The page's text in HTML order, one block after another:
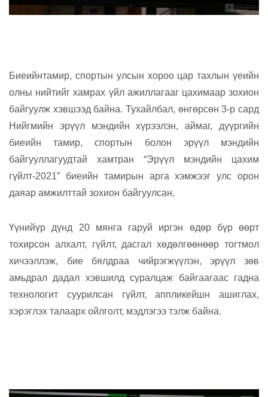
Биеийнтамир, спортын улсын хороо цар тахлын үеийн
олны нийтийг хамрах үйл ажиллагааг цахимаар зохион
байгуулж хэвшээд байна. Тухайлбал, өнгөрсөн 3-р сард
Нийгмийн эрүүл мэндийн хүрээлэн, аймаг, дүүргийн
биеийн тамир, спортын болон эрүүл мэндийн
байгууллагуудтай хамтран “Эрүүл мэндийн цахим
гүйлт-2021” биеийн тамирын арга хэмжээг улс орон
даяар амжилттай зохион байгуулсан.
Үүнийүр дүнд 20 мянга гаруй иргэн өдөр бүр өөрт
тохирсон алхалт, гүйлт, дасгал хөдөлгөөнөөр тогтмол
хичээллэж, бие бялдраа чийрэгжүүлэн, эрүүл зөв
амьдрал дадал хэвшилд суралцаж байгаагаас гадна
технологит суурилсан гүйлт, аппликейшн ашиглах,
хэрэглэх талаарх ойлголт, мэдлэгээ тэлж байна.